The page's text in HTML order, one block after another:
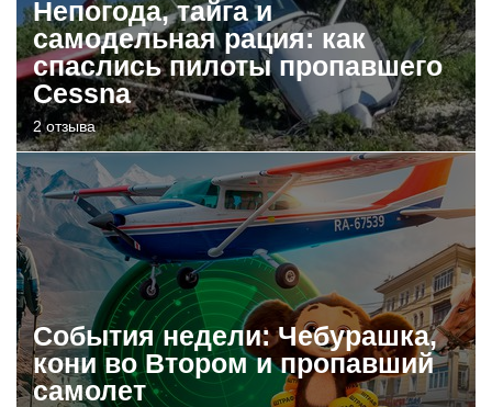
Непогода, тайга и
самодельная рация: как
спаслись пилоты пропавшего
Cessna
2 отзыва
События недели: Чебурашка,
кони во Втором и пропавший
самолет